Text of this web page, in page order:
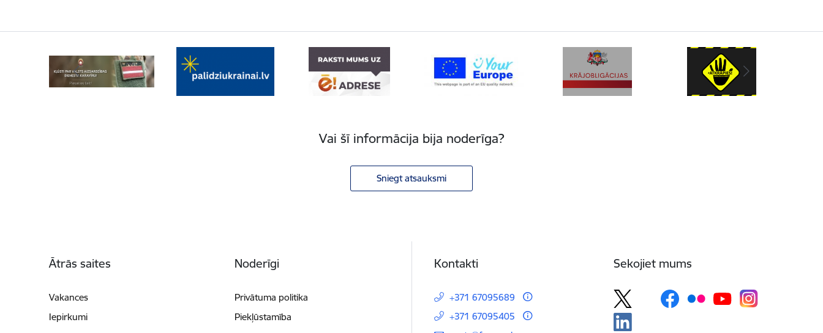
Vai šī informācija bija noderīga?
Sniegt atsauksmi
Ātrās saites
Vakances
Iepirkumi
Noderīgi
Privātuma politika
Piekļūstamība
Kontakti
+371 67095689
+371 67095405
Sekojiet mums